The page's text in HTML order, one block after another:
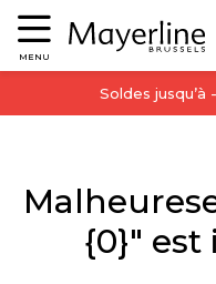
Menu
MENU
Soldes jusqu’à
{0}" est